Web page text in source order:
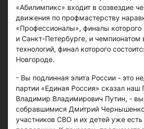
«Абилимпикс» входит в созвездие
движения по профмастерству
«Профессионалы», финалы которого
и Санкт-Петербурге, и чемпионатом
технологий, финал которого
Новгороде.
- Вы подлинная элита России - это
партии «Единая Россия» сказал наш
Владимир Владимирович Путин, -
собравшимися Дмитрий
участников СВО и их детей уже